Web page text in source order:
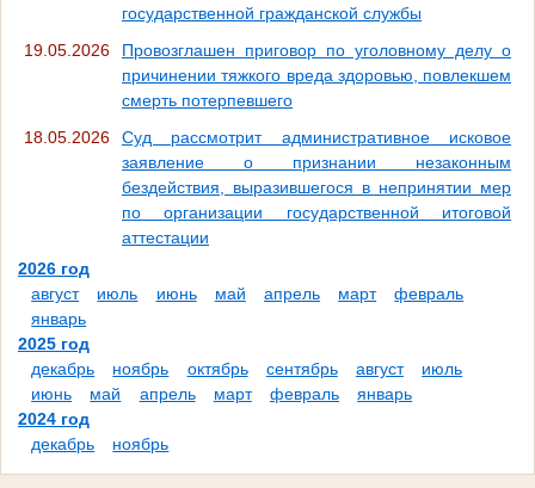
государственной гражданской службы
19.05.2026
Провозглашен приговор по уголовному делу о
причинении тяжкого вреда здоровью, повлекшем
смерть потерпевшего
18.05.2026
Суд рассмотрит административное исковое
заявление о признании незаконным
бездействия, выразившегося в непринятии мер
по организации государственной итоговой
аттестации
2026 год
август
июль июнь май апрель март
февраль
январь
2025 год
декабрь
ноябрь октябрь сентябрь август
июль
июнь
май апрель март февраль
январь
2024 год
декабрь
ноябрь